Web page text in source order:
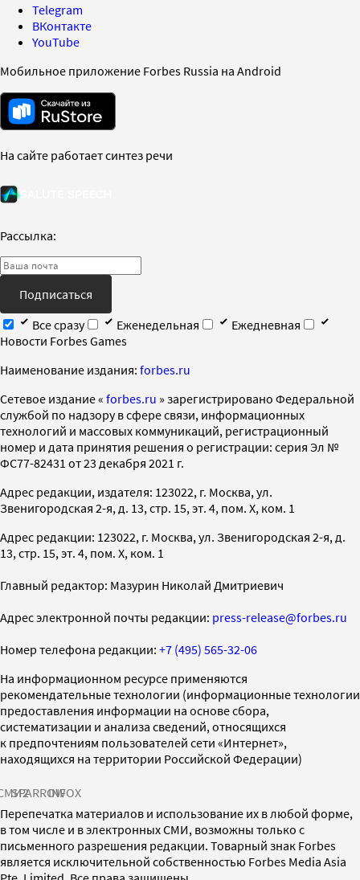
Telegram
ВКонтакте
YouTube
Мобильное приложение Forbes Russia на Android
На сайте работает синтез речи
Рассылка:
Подписаться
Все сразу
Еженедельная
Ежедневная
Новости Forbes Games
Наименование издания: forbes.ru
Cетевое издание « forbes.ru » зарегистрировано Федеральной
службой по надзору в сфере связи, информационных
технологий и массовых коммуникаций, регистрационный
номер и дата принятия решения о регистрации: серия Эл №
ФС77-82431 от 23 декабря 2021 г.
Адрес редакции, издателя: 123022, г. Москва, ул.
Звенигородская 2-я, д. 13, стр. 15, эт. 4, пом. X, ком. 1
Адрес редакции: 123022, г. Москва, ул. Звенигородская 2-я, д.
13, стр. 15, эт. 4, пом. X, ком. 1
Главный редактор: Мазурин Николай Дмитриевич
Адрес электронной почты редакции: press-release@forbes.ru
Номер телефона редакции: +7 (495) 565-32-06
На информационном ресурсе применяются
рекомендательные технологии (информационные технологии
предоставления информации на основе сбора,
систематизации и анализа сведений, относящихся
к предпочтениям пользователей сети «Интернет»,
находящихся на территории Российской Федерации)
SPARROWINFOX
Перепечатка материалов и использование их в любой форме,
в том числе и в электронных СМИ, возможны только с
письменного разрешения редакции. Товарный знак Forbes
является исключительной собственностью Forbes Media Asia